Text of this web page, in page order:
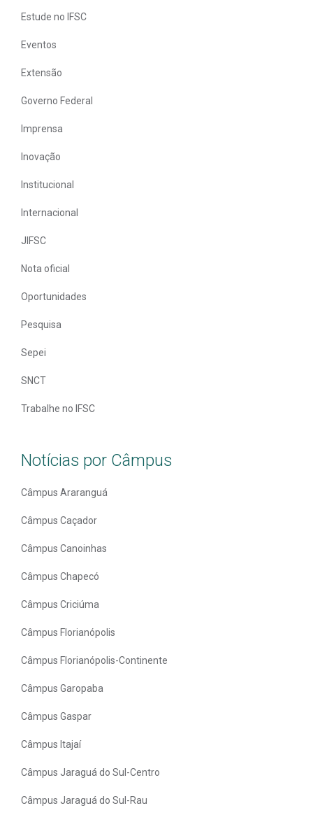
Estude no IFSC
Eventos
Extensão
Governo Federal
Imprensa
Inovação
Institucional
Internacional
JIFSC
Nota oficial
Oportunidades
Pesquisa
Sepei
SNCT
Trabalhe no IFSC
Notícias por Câmpus
Câmpus Araranguá
Câmpus Caçador
Câmpus Canoinhas
Câmpus Chapecó
Câmpus Criciúma
Câmpus Florianópolis
Câmpus Florianópolis-Continente
Câmpus Garopaba
Câmpus Gaspar
Câmpus Itajaí
Câmpus Jaraguá do Sul-Centro
Câmpus Jaraguá do Sul-Rau